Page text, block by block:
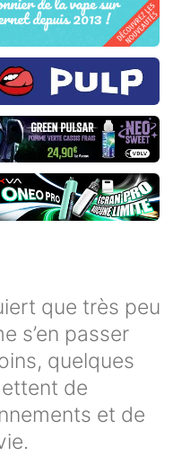
que très peu
s’en passer
quelques
de
et de